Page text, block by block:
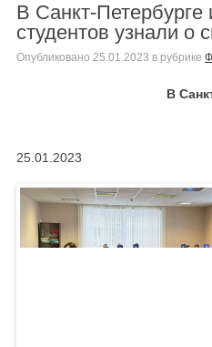
В Санкт-Петербурге
студентов узнали о
Опубликовано 25.01.2023 в рубрике
В
25.01.2023